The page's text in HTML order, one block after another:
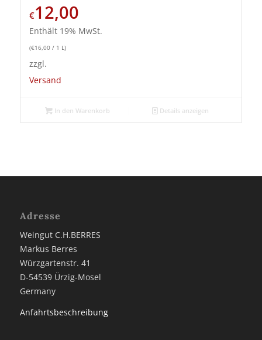
€12,00
Enthält 19% MwSt.
(€16,00/ 1 L)
zzgl.
Versand
In den Warenkorb Details anzeigen
Adresse
Weingut C.H.BERRES
Markus Berres
Würzgartenstr. 41
D-54539 Ürzig-Mosel
Germany
Anfahrtsbeschreibung